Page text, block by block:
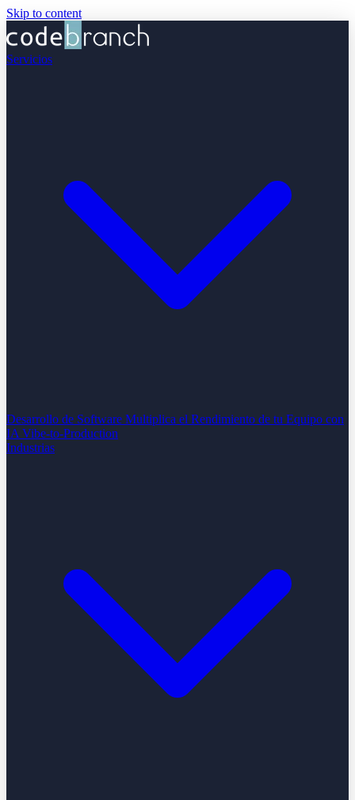
Skip to content
Servicios
Desarrollo de Software Multiplica el Rendimiento de tu Equipo con
IA Vibe-to-Production
Industrias